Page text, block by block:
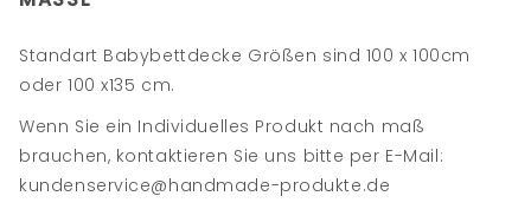
Standart Babybettdecke Größen sind 100 x 100cm
oder 100 x135 cm.
Wenn Sie ein Individuelles Produkt nach maß
brauchen, kontaktieren Sie uns bitte per E-Mail:
kundenservice@handmade-produkte.de